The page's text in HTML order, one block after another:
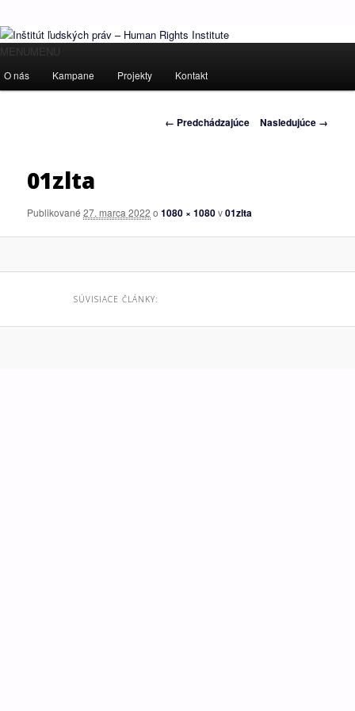
Inštitút ľudských práv – Human
Rights Institute
Ľudské práva pre všetkých!
Hlavné
Preskočiť
na
MENU MENU
O nás Kampane Projekty Kontakt
Navigácia
← Predchádzajúce Nasledujúce →
01zlta
Publikované27. marca 2022 o1080 × 1080v01zlta
SÚVISIACE ČLÁNKY: